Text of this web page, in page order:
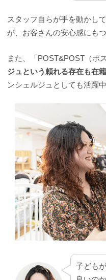
スタッフ自らが手を動かし
が、お客さんの安心感にも
また、「POST&POST（ポ
ジュという頼れる存在も在籍
ンシェルジュとしても活躍中
子ども